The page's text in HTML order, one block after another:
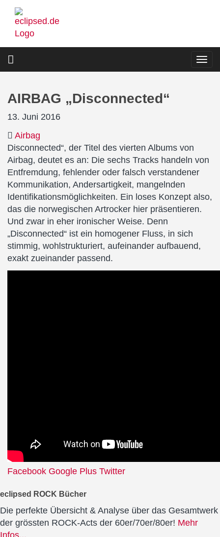
Direkt
zum
Inhalt
AIRBAG „Disconnected“
13. Juni 2016
Airbag
Disconnected“, der Titel des vierten Albums von
Airbag, deutet es an: Die sechs Tracks handeln von
Entfremdung, fehlender oder falsch verstandener
Kommunikation, Andersartigkeit, mangelnden
Identifikationsmöglichkeiten. Ein loses Konzept also,
das die norwegischen Artrocker hier präsentieren.
Und zwar in eher ironischer Weise. Denn
„Disconnected“ ist ein homogener Fluss, in sich
stimmig, wohlstrukturiert, aufeinander aufbauend,
exakt zueinander passend.
Facebook Google Plus Twitter
eclipsed ROCK Bücher
Die perfekte Übersicht & Analyse über das Gesamtwerk
der grössten ROCK-Acts der 60er/70er/80er! Mehr
Infos...